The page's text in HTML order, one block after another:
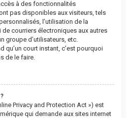
à des fonctionnalités
pas disponibles aux visiteurs, tels
l’utilisation de la
de courriers électroniques aux autres
groupe d’utilisateurs, etc.
qu’un court instant, c’est pourquoi
de le faire.
Privacy and Protection Act ») est
qui demande aux sites internet